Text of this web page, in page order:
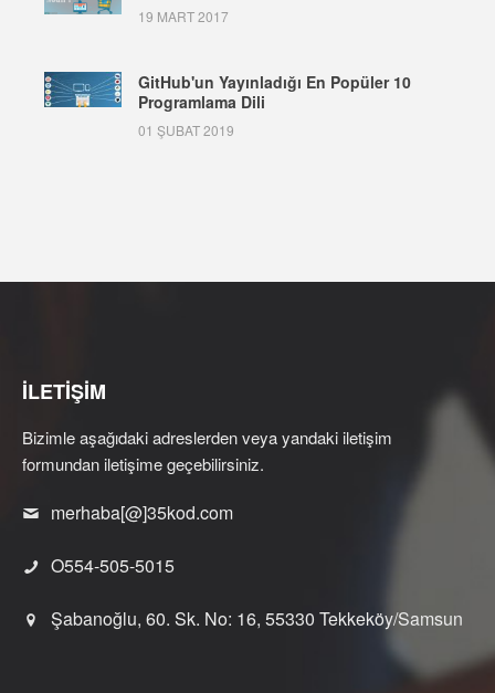
19 MART 2017
GitHub'un Yayınladığı En Popüler 10
Programlama Dili
01 ŞUBAT 2019
İLETİŞİM
Bizimle aşağıdaki adreslerden veya yandaki iletişim
formundan iletişime geçebilirsiniz.
merhaba[@]35kod.com
O554-505-5015
Şabanoğlu, 60. Sk. No: 16, 55330 Tekkeköy/Samsun